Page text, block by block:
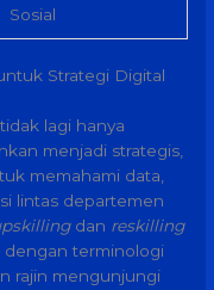
Sosial
Strategi Digital
lagi hanya
menjadi strategis,
memahami data,
lintas departemen
dan reskilling
dengan terminologi
rajin mengunjungi